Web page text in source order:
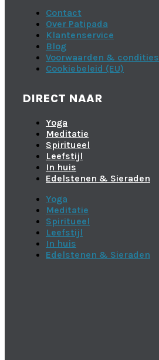
Contact
Over Patipada
Klantenservice
Blog
Voorwaarden & condities
Cookiebeleid (EU)
DIRECT NAAR
Yoga
Meditatie
Spiritueel
Leefstijl
In huis
Edelstenen & Sieraden
Yoga
Meditatie
Spiritueel
Leefstijl
In huis
Edelstenen & Sieraden